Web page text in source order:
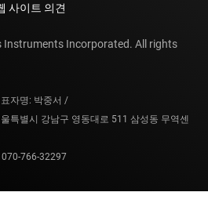
사이트 의견
Instruments Incorporated. All rights
자명: 박중서 /
특별시 강남구 영동대로 511 삼성동 무역센
070-766-32297